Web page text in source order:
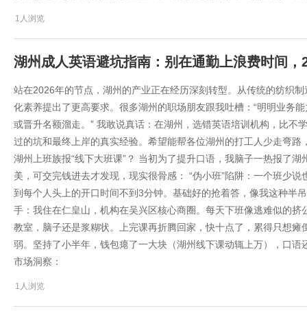
1人浏览
湖州成人英语避坑指南：别在通勤上浪费时间
站在2026年的节点，湖州的产业正在经历深刻转型。从传统的纺织
化素养提出了更高要求。很多湖州的职场朋友跟我吐槽：“明明业务
或晋升名额溜走。” 我敢说真话：在湖州，选错英语培训机构，比不
过的坑和最终上岸的真实经验。希望能帮各位湖州的打工人少走弯
湖州上班族报“线下大班课”？ 当初为了提升口语，我脑子一热报了
美，可交完钱进去才发现，现实很骨感： “伪小班”陷阱：一个班少
到每个人头上的开口时间不到3分钟。基础好的抢着答，像我这种半
手：我住在仁皇山，机构在吴兴区核心商圈。每天下班像逃难似的
教室，脑子还是浆糊状。上完课再折腾回家，快十点了，累得只想瘫
弱。坚持了小半年，钱包瘪了一大块（湖州线下课动辄上万），口
市场洞察：
1人浏览